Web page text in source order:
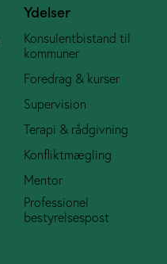
Ydelser
Konsulentbistand til
kommuner
Foredrag & kurser
Supervision
Terapi & rådgivning
Konfliktmægling
Mentor
Professionel
bestyrelsespost